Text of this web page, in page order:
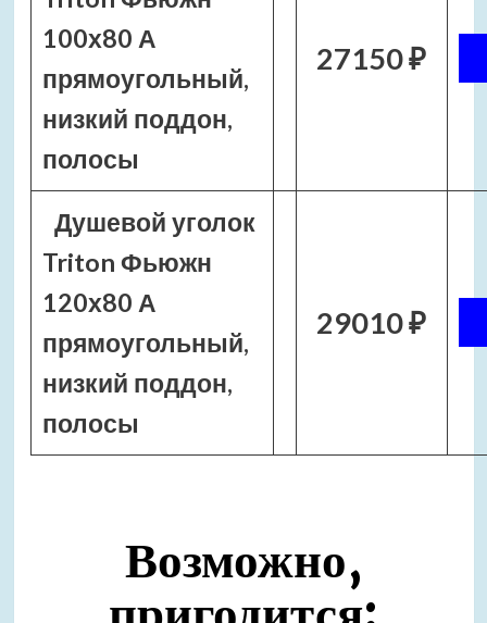
100х80 А
прямоугольный,
низкий поддон,
полосы
27150 ₽
Душевой уголок
Triton Фьюжн
120х80 А
прямоугольный,
низкий поддон,
полосы
29010 ₽
Возможно,